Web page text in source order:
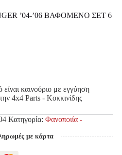
’04-’06 ΒΑΦΟΜΕΝΟ ΣΕΤ 6
καινούριο με εγγύηση
4x4 Parts - Κοκκινίδης
Κατηγορία: Φανοποιία -
με κάρτα